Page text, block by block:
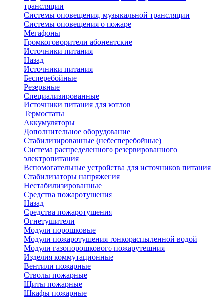
трансляции
Системы оповещения, музыкальной трансляции
Системы оповещения о пожаре
Мегафоны
Громкоговорители абонентские
Источники питания
Назад
Источники питания
Бесперебойные
Резервные
Специализированные
Источники питания для котлов
Термостаты
Аккумуляторы
Дополнительное оборудование
Стабилизированные (небесперебойные)
Система распределенного резервированного
электропитания
Вспомогательные устройства для источников питания
Стабилизаторы напряжения
Нестабилизированные
Средства пожаротушения
Назад
Средства пожаротушения
Огнетушители
Модули порошковые
Модули пожаротушения тонкораспыленной водой
Модули газопорошкового пожарутешния
Изделия коммутационные
Вентили пожарные
Стволы пожарные
Щиты пожарные
Шкафы пожарные